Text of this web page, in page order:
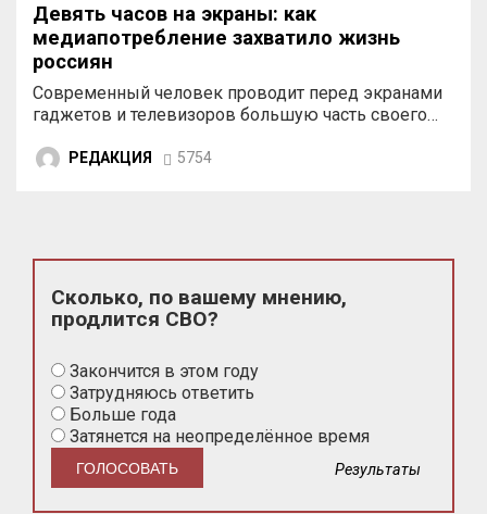
Девять часов на экраны: как
медиапотребление захватило жизнь
россиян
Современный человек проводит перед экранами
гаджетов и телевизоров большую часть своего…
РЕДАКЦИЯ 5754
Сколько, по вашему мнению,
продлится СВО?
Закончится в этом году
Затрудняюсь ответить
Больше года
Затянется на неопределённое время
Результаты